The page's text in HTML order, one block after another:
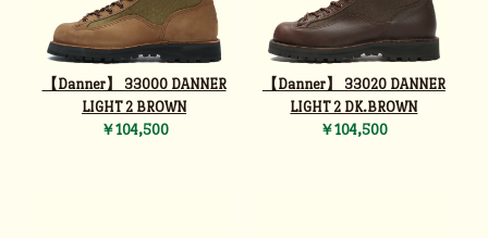
【Danner】 33000 DANNER
LIGHT 2 BROWN
￥104,500
【Danner】 33020 DANNER
LIGHT 2 DK.BROWN
￥104,500